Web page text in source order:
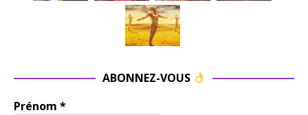
ABONNEZ-VOUS
Prénom *